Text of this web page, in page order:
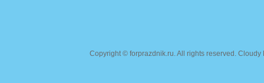
Copyright © forprazdnik.ru. All rights reserved.